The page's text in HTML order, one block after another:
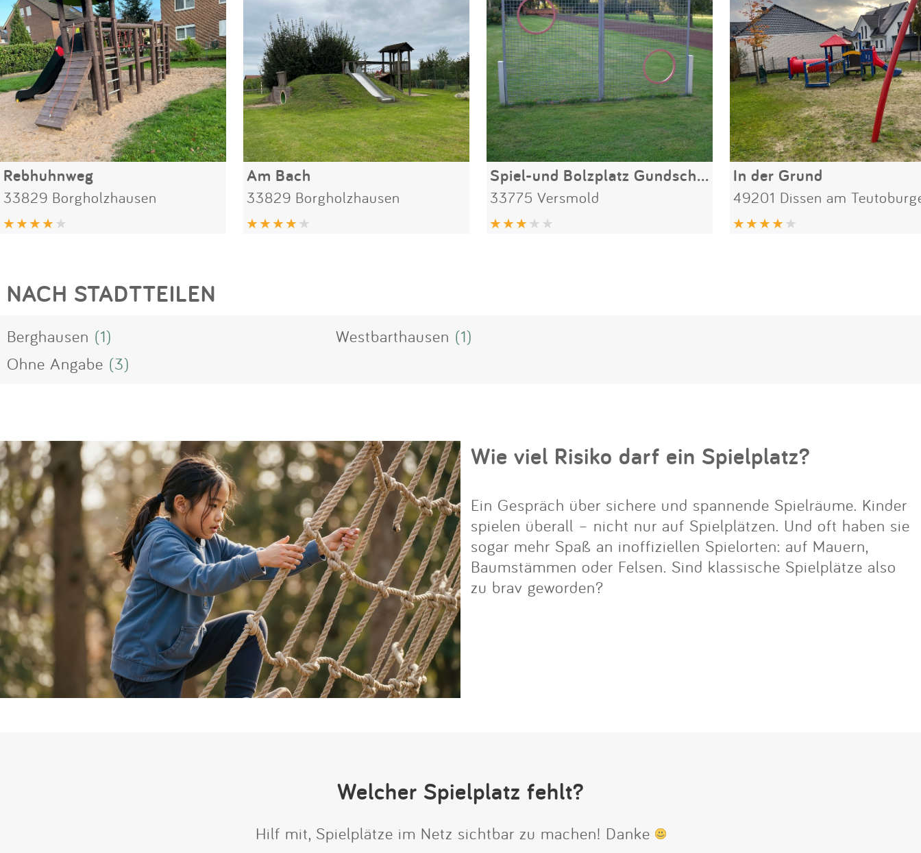
Rebhuhnweg
33829 Borgholzhausen
Am Bach
33829 Borgholzhausen
Spiel-und Bolzplatz Gundschule Bockhorst
33775 Versmold
In der Grund
NACH STADTTEILEN
Berghausen (1) Westbarthausen (1)
Ohne Angabe (3)
Wie viel Risiko darf ein Spielplatz?
Ein Gespräch über sichere und spannende Spielräume. Kinder
spielen überall – nicht nur auf Spielplätzen. Und oft haben sie
sogar mehr Spaß an inoffiziellen Spielorten: auf Mauern,
Baumstämmen oder Felsen. Sind klassische Spielplätze also
zu brav geworden?
Welcher Spielplatz fehlt?
Hilf mit, Spielplätze im Netz sichtbar zu machen! Danke